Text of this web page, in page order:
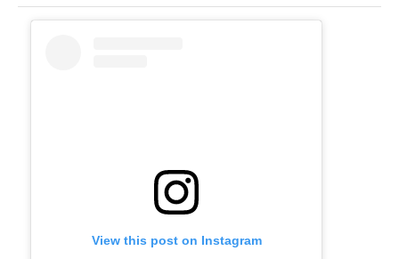
View this post on Instagram